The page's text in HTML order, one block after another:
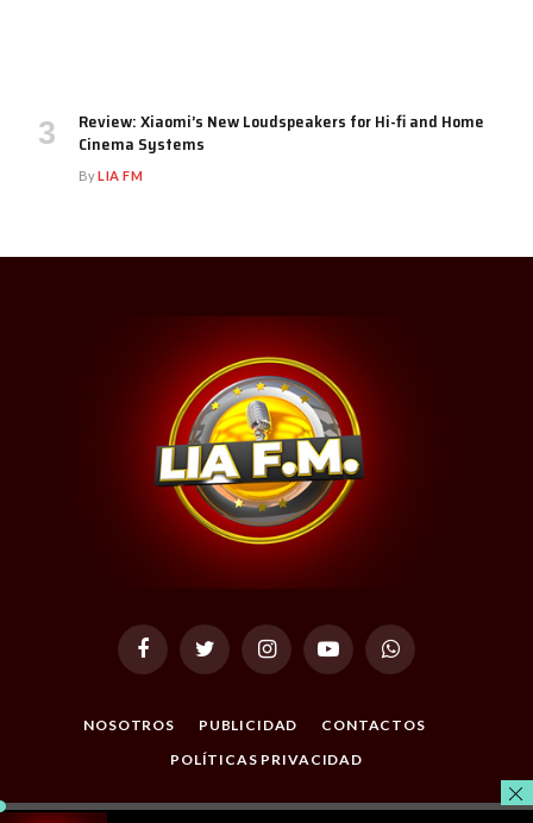
Review: Xiaomi’s New Loudspeakers for Hi-fi and Home
Cinema Systems
ByLIA FM
FacebookTwitter InstagramYouTubeWhatsApp
NOSOTROS PUBLICIDAD
CONTACTOS
POLÍTICAS PRIVACIDAD
© 2026 Todos los Derechos Reservados. Desarrollado por